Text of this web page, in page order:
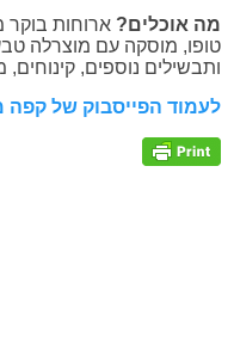
מה אוכלים? ארוחות בוקר
טופו, מוסקה עם מוצרלה
ותבשילים נוספים, קינוחים,
לעמוד הפייסבוק של קפה